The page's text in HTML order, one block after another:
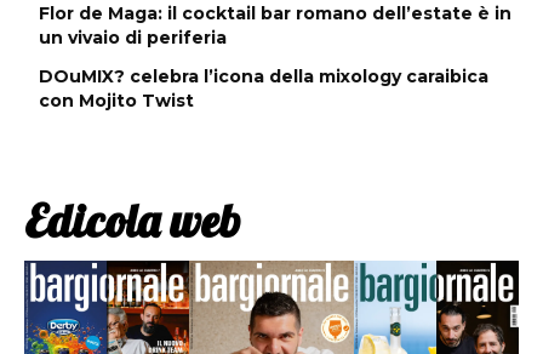
Flor de Maga: il cocktail bar romano dell’estate è in
un vivaio di periferia
DOuMIX? celebra l’icona della mixology caraibica
con Mojito Twist
Edicola web